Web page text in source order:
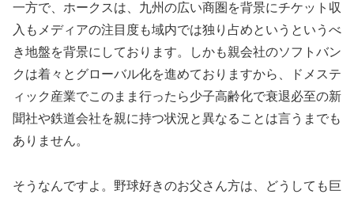
一方で、ホークスは、九州の広い商圏を背景にチケット収
入もメディアの注目度も域内では独り占めというというべ
き地盤を背景にしております。しかも親会社のソフトバン
クは着々とグローバル化を進めておりますから、ドメステ
ィック産業でこのまま行ったら少子高齢化で衰退必至の新
聞社や鉄道会社を親に持つ状況と異なることは言うまでも
ありません。
そうなんですよ。野球好きのお父さん方は、どうしても巨